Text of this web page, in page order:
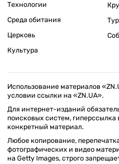
Технологии
Среда обитания
Церковь
Культура
Использование материалов
условии ссылки на «ZN.UA».
Для интернет-изданий
поисковых систем, гиперссылка
конкретный материал.
Любое копирование,
фотографических и видео
на Getty Images, строго